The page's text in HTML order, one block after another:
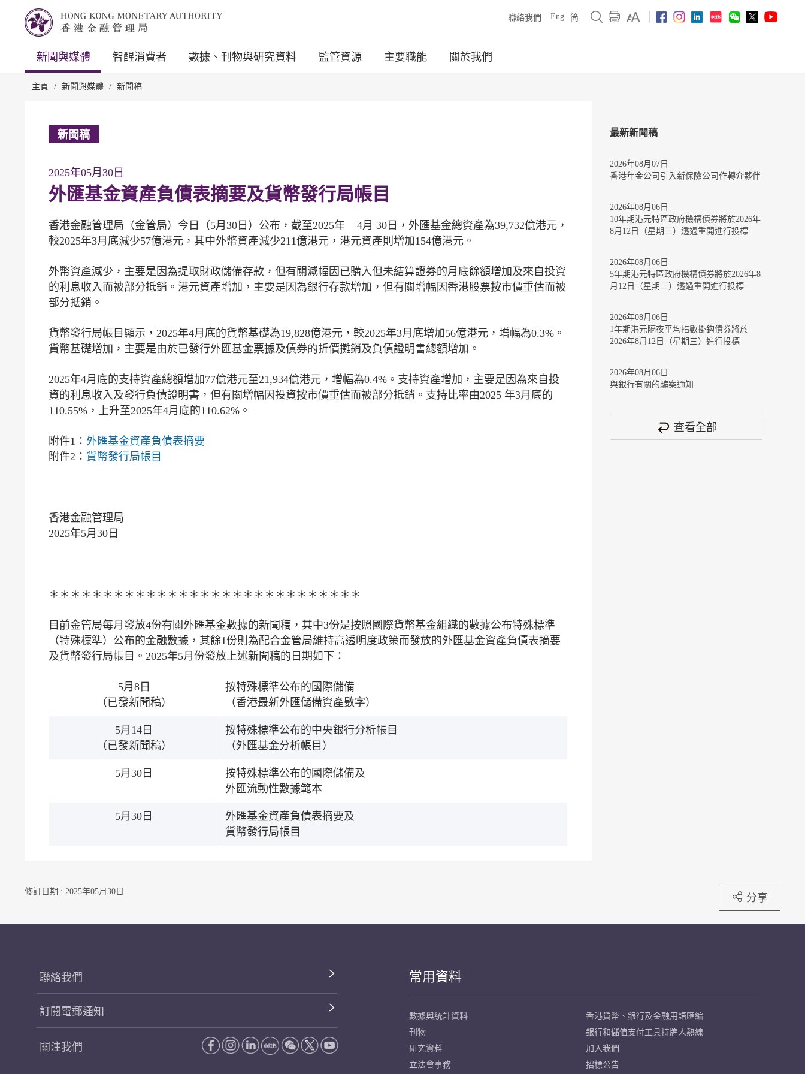
聯絡我們 Eng 简
新聞與媒體 智醒消費者 數據、刊物與研究資料 監管資源 主要職能 關於我們
主頁 / 新聞與媒體 / 新聞稿
新聞稿
2025年05月30日
外匯基金資產負債表摘要及貨幣發行局帳目
香港金融管理局（金管局）今日（5月30日）公布，截至2025年 4月 30日，外匯基金總資產為39,732億港元，
較2025年3月底減少57億港元，其中外幣資產減少211億港元，港元資產則增加154億港元。
外幣資產減少，主要是因為提取財政儲備存款，但有關減幅因已購入但未結算證券的月底餘額增加及來自投資
的利息收入而被部分抵銷。港元資產增加，主要是因為銀行存款增加，但有關增幅因香港股票按市價重估而被
部分抵銷。
貨幣發行局帳目顯示，2025年4月底的貨幣基礎為19,828億港元，較2025年3月底增加56億港元，增幅為0.3%。
貨幣基礎增加，主要是由於已發行外匯基金票據及債券的折價攤銷及負債證明書總額增加。
2025年4月底的支持資產總額增加77億港元至21,934億港元，增幅為0.4%。支持資產增加，主要是因為來自投
資的利息收入及發行負債證明書，但有關增幅因投資按市價重估而被部分抵銷。支持比率由2025 年3月底的
110.55%，上升至2025年4月底的110.62%。
附件1： 外匯基金資產負債表摘要
附件2： 貨幣發行局帳目
香港金融管理局
2025年5月30日
＊＊＊＊＊＊＊＊＊＊＊＊＊＊＊＊＊＊＊＊＊＊＊＊＊＊＊＊＊
目前金管局每月發放4份有關外匯基金數據的新聞稿，其中3份是按照國際貨幣基金組織的數據公布特殊標準
（特殊標準）公布的金融數據，其餘1份則為配合金管局維持高透明度政策而發放的外匯基金資產負債表摘要
及貨幣發行局帳目。2025年5月份發放上述新聞稿的日期如下：
5月8日
（已發新聞稿）
按特殊標準公布的國際儲備
（香港最新外匯儲備資產數字）
5月14日
（已發新聞稿）
按特殊標準公布的中央銀行分析帳目
（外匯基金分析帳目）
5月30日
按特殊標準公布的國際儲備及
外匯流動性數據範本
5月30日
外匯基金資產負債表摘要及
貨幣發行局帳目
最新新聞稿
2026年08月07日
香港年金公司引入新保險公司作轉介夥伴
2026年08月06日
10年期港元特區政府機構債券將於2026年
8月12日（星期三）透過重開進行投標
2026年08月06日
5年期港元特區政府機構債券將於2026年8
月12日（星期三）透過重開進行投標
2026年08月06日
1年期港元隔夜平均指數掛鈎債券將於
2026年8月12日（星期三）進行投標
2026年08月06日
與銀行有關的騙案通知
查看全部
修訂日期 : 2025年05月30日 分享
聯絡我們
訂閱電郵通知
關注我們
常用資料
數據與統計資料
刊物
研究資料
立法會事務
香港貨幣、銀行及金融用語匯編
銀行和儲值支付工具持牌人熱線
加入我們
招標公告